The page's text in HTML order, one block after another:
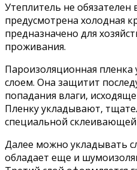
Утеплитель не обязателен
предусмотрена холодная
предназначено для
проживания.
Пароизоляционная
слоем. Она защитит
попадания влаги,
Пленку укладывают,
специальной склеивающей
Далее можно укладывать
обладает еще и